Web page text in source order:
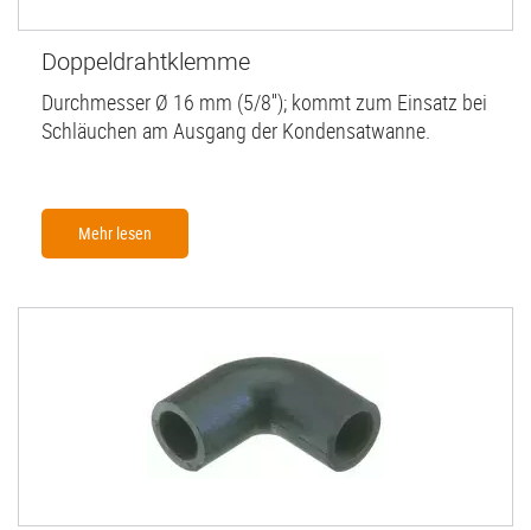
Doppeldrahtklemme
Durchmesser Ø 16 mm (5/8''); kommt zum Einsatz bei
Schläuchen am Ausgang der Kondensatwanne.
Mehr lesen